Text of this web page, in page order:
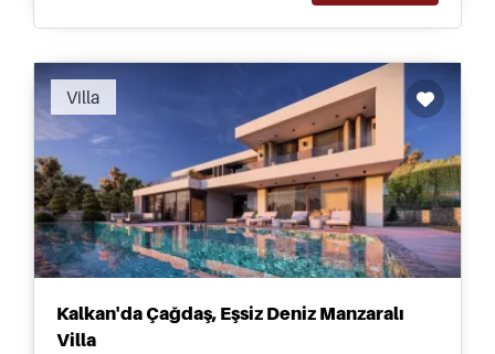
Villa
Kalkan'da Çağdaş, Eşsiz Deniz Manzaralı
Villa